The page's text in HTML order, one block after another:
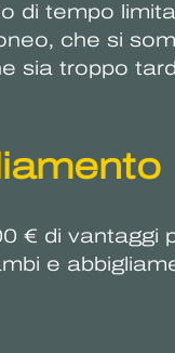
di tempo
che si
sia troppo
€ di vantaggi
e